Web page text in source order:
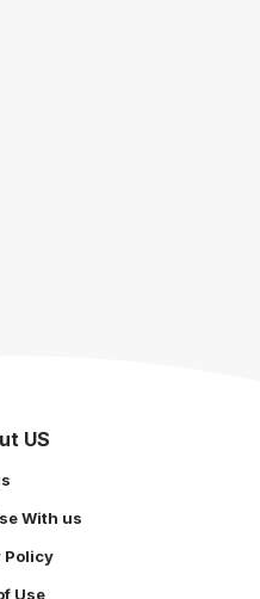
US
With us
Policy
Use